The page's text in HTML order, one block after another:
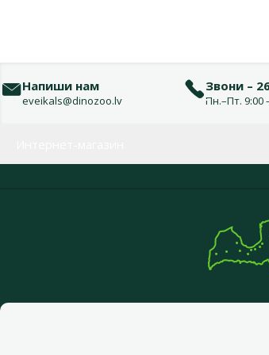
Напиши нам
eveikals@dinozoo.lv
Звони –
Пн.–Пт. 9:00